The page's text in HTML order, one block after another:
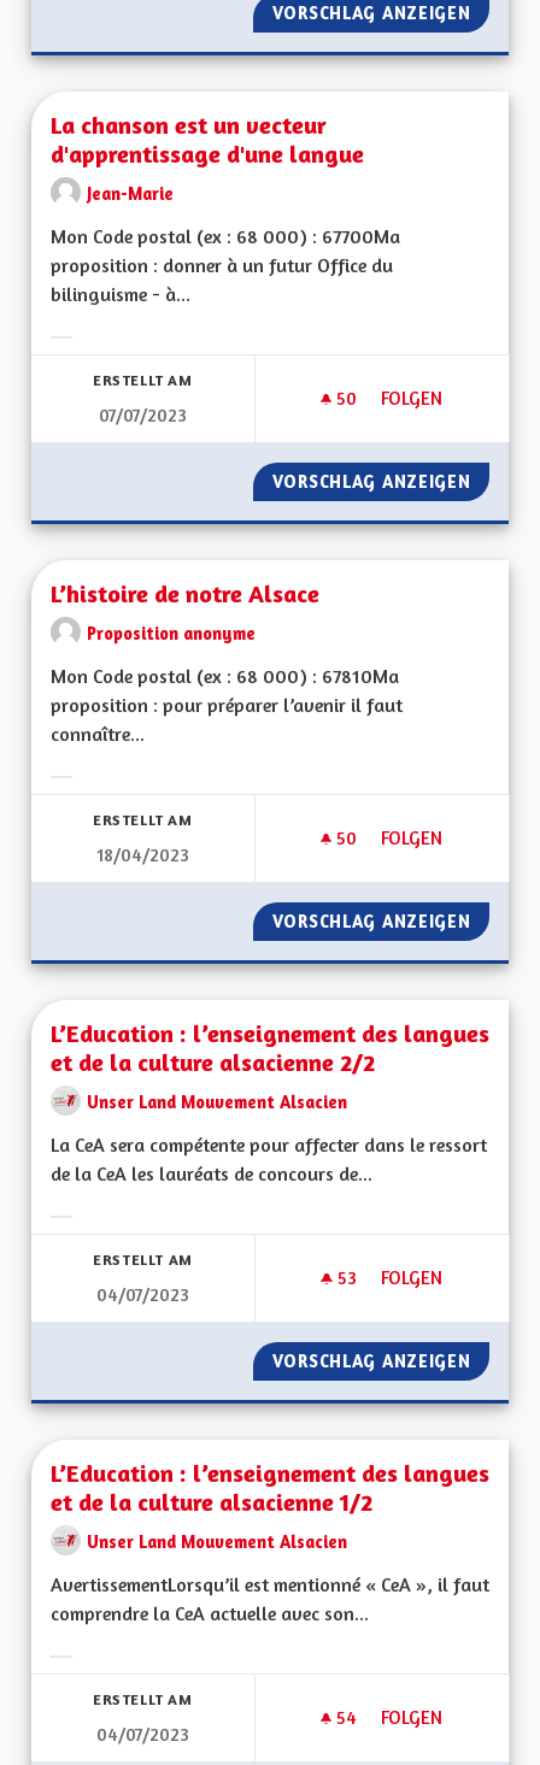
VORSCHLAG ANZEIGEN LA
La chanson est un vecteur
d'apprentissage d'une langue
Jean-Marie
Mon Code postal (ex : 68 000) : 67700Ma
proposition : donner à un futur Office du
bilinguisme - à...
ERSTELLT AM
07/07/2023
50 50 FOLLOWER
FOLGEN
LA CHANSON EST
VORSCHLAG ANZEIGEN LA
L’histoire de notre Alsace
Proposition anonyme
Mon Code postal (ex : 68 000) : 67810Ma
proposition : pour préparer l’avenir il faut
connaître...
ERSTELLT AM
18/04/2023
50 50 FOLLOWER
FOLGEN
L’HISTOIRE DE
VORSCHLAG ANZEIGEN
L’Education : l’enseignement des langues
et de la culture alsacienne 2/2
Unser Land Mouvement Alsacien
La CeA sera compétente pour affecter dans le ressort
de la CeA les lauréats de concours de...
ERSTELLT AM
04/07/2023
53 53 FOLLOWER
FOLGEN
L’EDUCATION :
VORSCHLAG ANZEIGEN
L’Education : l’enseignement des langues
et de la culture alsacienne 1/2
Unser Land Mouvement Alsacien
AvertissementLorsqu’il est mentionné « CeA », il faut
comprendre la CeA actuelle avec son...
ERSTELLT AM
04/07/2023
54 54 FOLLOWER
FOLGEN
L’EDUCATION :